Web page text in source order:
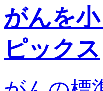
がんを
ピックス